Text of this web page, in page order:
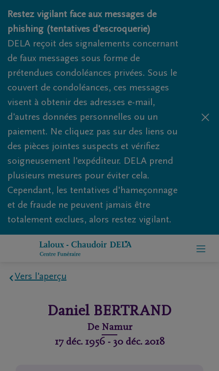
Obituaries.breadcrumbs.SkipLink
Restez vigilant face aux messages de
phishing (tentatives d'escroquerie)
DELA reçoit des signalements concernant
de faux messages sous forme de
prétendues condoléances privées. Sous le
couvert de condoléances, ces messages
visent à obtenir des adresses e-mail,
d'autres données personnelles ou un
paiement. Ne cliquez pas sur des liens ou
des pièces jointes suspects et vérifiez
soigneusement l'expéditeur. DELA prend
plusieurs mesures pour éviter cela.
Cependant, les tentatives d'hameçonnage
et de fraude ne peuvent jamais être
totalement exclues, alors restez vigilant.
Vers l'aperçu
Daniel BERTRAND
De Namur
17 déc. 1956- 30 déc. 2018